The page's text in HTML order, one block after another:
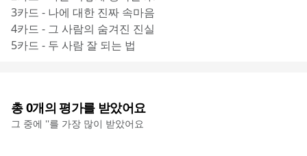
3카드 - 나에 대한 진짜 속마음
4카드 - 그 사람의 숨겨진 진실
5카드 - 두 사람 잘 되는 법
총0개의 평가를 받았어요
그 중에 ''를 가장 많이 받았어요